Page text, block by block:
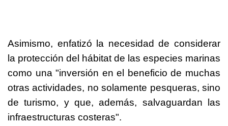
Asimismo, enfatizó la necesidad de considerar
la protección del hábitat de las especies marinas
como una "inversión en el beneficio de muchas
otras actividades, no solamente pesqueras, sino
de turismo, y que, además, salvaguardan las
infraestructuras costeras".